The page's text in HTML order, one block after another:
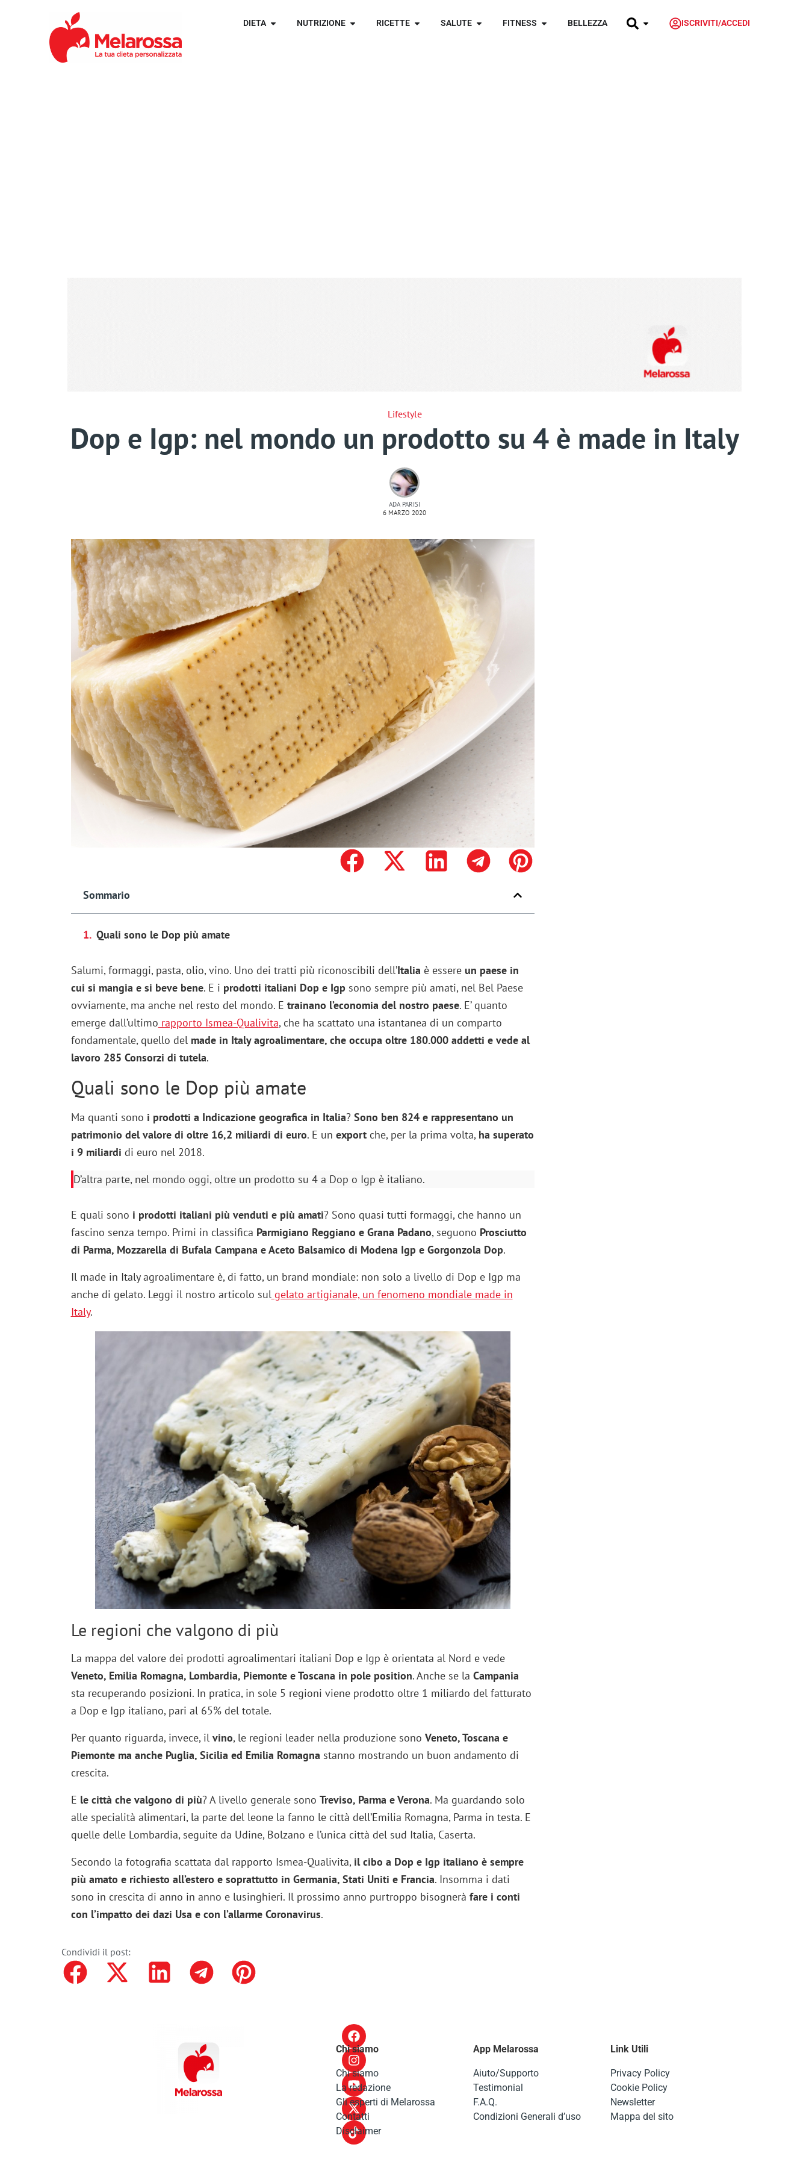
DIETA NUTRIZIONE RICETTE SALUTE FITNESS BELLEZZA ISCRIVITI/ACCEDI
Lifestyle
Dop e Igp: nel mondo un prodotto su 4 è made in Italy
ADA PARISI
6 MARZO 2020
Sommario
Quali sono le Dop più amate
Salumi, formaggi, pasta, olio, vino. Uno dei tratti più riconoscibili dell’Italia è essere un paese in
cui si mangia e si beve bene. E i prodotti italiani Dop e Igp sono sempre più amati, nel Bel Paese
ovviamente, ma anche nel resto del mondo. E trainano l’economia del nostro paese. E’ quanto
emerge dall’ultimo rapporto Ismea-Qualivita, che ha scattato una istantanea di un comparto
fondamentale, quello del made in Italy agroalimentare, che occupa oltre 180.000 addetti e vede al
lavoro 285 Consorzi di tutela.
Quali sono le Dop più amate
Ma quanti sono i prodotti a Indicazione geografica in Italia? Sono ben 824 e rappresentano un
patrimonio del valore di oltre 16,2 miliardi di euro. E un exportche, per la prima volta, ha superato
i 9 miliardi di euro nel 2018.
D’altra parte, nel mondo oggi, oltre un prodotto su 4 a Dop o Igp è italiano.
E quali sono i prodotti italiani più venduti e più amati? Sono quasi tutti formaggi, che hanno un
fascino senza tempo. Primi in classifica Parmigiano Reggiano e Grana Padano, seguono Prosciutto
di Parma, Mozzarella di Bufala Campana e Aceto Balsamico di Modena Igp e Gorgonzola Dop.
Il made in Italy agroalimentare è, di fatto, un brand mondiale: non solo a livello di Dop e Igp ma
anche di gelato. Leggi il nostro articolo sulgelato artigianale, un fenomeno mondiale made in
Italy.
Le regioni che valgono di più
La mappa del valore dei prodotti agroalimentari italiani Dop e Igp è orientata al Nord e vede
Veneto, Emilia Romagna, Lombardia, Piemonte e Toscana in pole position. Anche se la Campania
sta recuperando posizioni. In pratica, in sole 5 regioni viene prodotto oltre 1 miliardo del fatturato
a Dop e Igp italiano, pari al 65% del totale.
Per quanto riguarda, invece, il vino, le regioni leader nella produzione sono Veneto, Toscana e
Piemonte ma anche Puglia, Sicilia ed Emilia Romagna stanno mostrando un buon andamento di
crescita.
E le città che valgono di più? A livello generale sono Treviso, Parma e Verona. Ma guardando solo
alle specialità alimentari, la parte del leone la fanno le città dell’Emilia Romagna, Parma in testa. E
quelle delle Lombardia, seguite da Udine, Bolzano e l’unica città del sud Italia, Caserta.
Secondo la fotografia scattata dal rapporto Ismea-Qualivita, il cibo a Dop e Igp italiano è sempre
più amato e richiesto all’estero e soprattutto in Germania, Stati Uniti e Francia. Insomma i dati
sono in crescita di anno in anno e lusinghieri. Il prossimo anno purtroppo bisognerà fare i conti
con l’impatto dei dazi Usa e con l’allarme Coronavirus.
Condividi il post:
Chi siamo
Chi siamo
La redazione
Gli esperti di Melarossa
Contatti
Disclaimer
App Melarossa
Aiuto/Supporto
Testimonial
F.A.Q.
Condizioni Generali d’uso
Link Utili
Privacy Policy
Cookie Policy
Newsletter
Mappa del sito